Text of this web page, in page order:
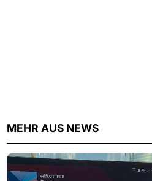
MEHR AUS NEWS